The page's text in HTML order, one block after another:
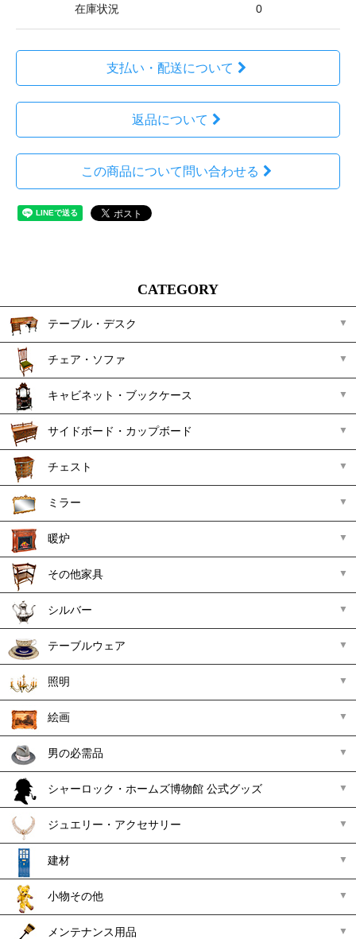
在庫状況 0
支払い・配送について
返品について
この商品について問い合わせる
CATEGORY
テーブル・デスク
チェア・ソファ
キャビネット・ブックケース
サイドボード・カップボード
チェスト
ミラー
暖炉
その他家具
シルバー
テーブルウェア
照明
絵画
男の必需品
シャーロック・ホームズ博物館 公式グッズ
ジュエリー・アクセサリー
建材
小物その他
メンテナンス用品